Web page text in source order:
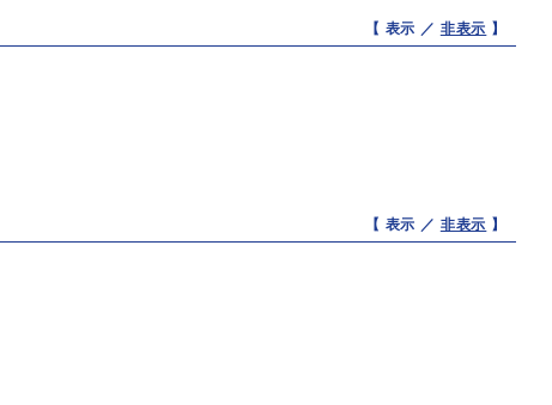
【 表示 ／ 非表示 】
【 表示 ／ 非表示 】